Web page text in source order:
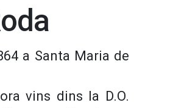
a Santa Maria de
vins dins la D.O.